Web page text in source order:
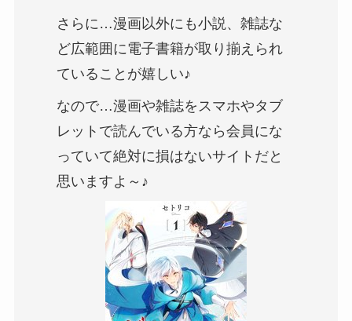
さらに…漫画以外にも小説、雑誌な
ど広範囲に電子書籍が取り揃えられ
ていることが嬉しい♪
なので…漫画や雑誌をスマホやタブ
レットで読んでいる方なら会員にな
っていて絶対に損はないサイトだと
思いますよ～♪